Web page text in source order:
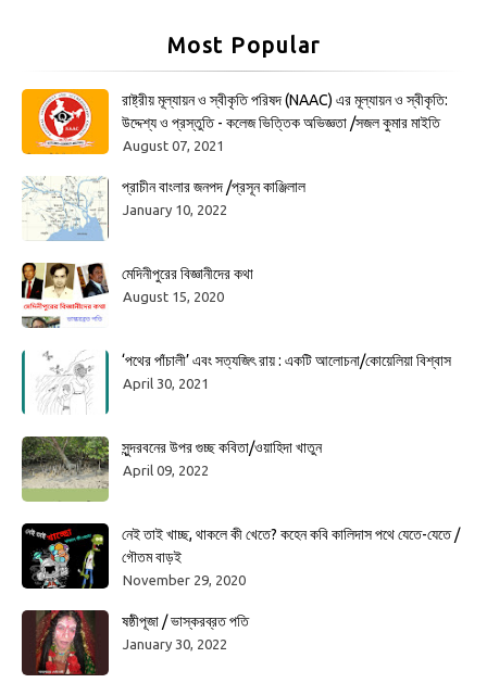
Most Popular
রাষ্ট্রীয় মূল্যায়ন ও স্বীকৃতি পরিষদ (NAAC) এর মূল্যায়ন ও স্বীকৃতি:
উদ্দেশ্য ও প্রস্তুতি - কলেজ ভিত্তিক অভিজ্ঞতা /সজল কুমার মাইতি
August 07, 2021
প্রাচীন বাংলার জনপদ /প্রসূন কাঞ্জিলাল
January 10, 2022
মেদিনীপুরের বিজ্ঞানীদের কথা
August 15, 2020
‘পথের পাঁচালী’ এবং সত্যজিৎ রায় : একটি আলোচনা/কোয়েলিয়া বিশ্বাস
April 30, 2021
সুন্দরবনের উপর গুচ্ছ কবিতা/ওয়াহিদা খাতুন
April 09, 2022
নেই তাই খাচ্ছ, থাকলে কী খেতে? কহেন কবি কালিদাস পথে যেতে-যেতে /
গৌতম বাড়ই
November 29, 2020
ষষ্ঠীপূজা / ভাস্করব্রত পতি
January 30, 2022